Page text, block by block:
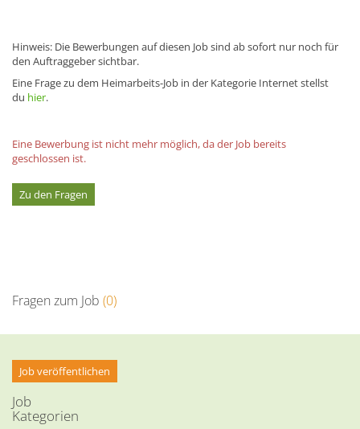
Hinweis: Die Bewerbungen auf diesen Job sind ab sofort nur noch für
den Auftraggeber sichtbar.
Eine Frage zu dem Heimarbeits-Job in der Kategorie Internet stellst
du hier.
Eine Bewerbung ist nicht mehr möglich, da der Job bereits
geschlossen ist.
Zu den Fragen
Fragen zum Job (0)
Job veröffentlichen
Job
Kategorien